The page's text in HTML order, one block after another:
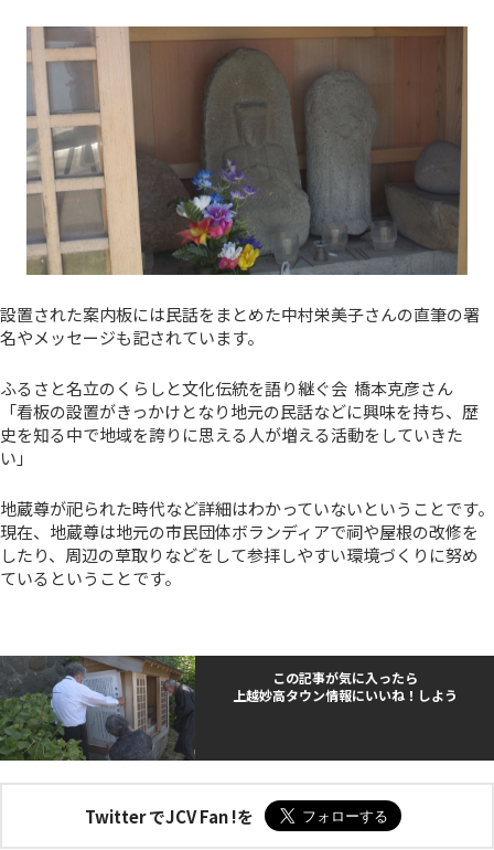
設置された案内板には民話をまとめた中村栄美子さんの直筆の署
名やメッセージも記されています。
ふるさと名立のくらしと文化伝統を語り継ぐ会 橋本克彦さん
「看板の設置がきっかけとなり地元の民話などに興味を持ち、歴
史を知る中で地域を誇りに思える人が増える活動をしていきた
い」
地蔵尊が祀られた時代など詳細はわかっていないということです。
現在、地蔵尊は地元の市民団体ボランディアで祠や屋根の改修を
したり、周辺の草取りなどをして参拝しやすい環境づくりに努め
ているということです。
この記事が気に入ったら
上越妙高タウン情報にいいね！しよう
Twitter でJCV Fan !を